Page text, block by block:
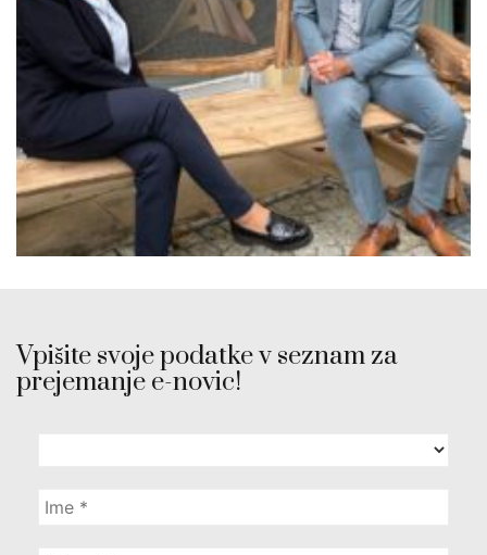
Vpišite svoje podatke v seznam za
prejemanje e-novic!